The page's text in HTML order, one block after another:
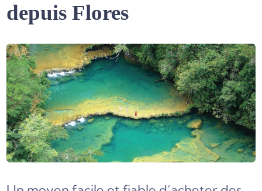
depuis Flores